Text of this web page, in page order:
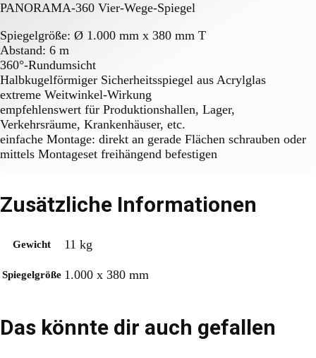
PANORAMA-360 Vier-Wege-Spiegel
Spiegelgröße: Ø 1.000 mm x 380 mm T
Abstand: 6 m
360°-Rundumsicht
Halbkugelförmiger Sicherheitsspiegel aus Acrylglas
extreme Weitwinkel-Wirkung
empfehlenswert für Produktionshallen, Lager,
Verkehrsräume, Krankenhäuser, etc.
einfache Montage: direkt an gerade Flächen schrauben oder
mittels Montageset freihängend befestigen
Zusätzliche Informationen
Gewicht 11 kg
Spiegelgröße 1.000 x 380 mm
Das könnte dir auch gefallen